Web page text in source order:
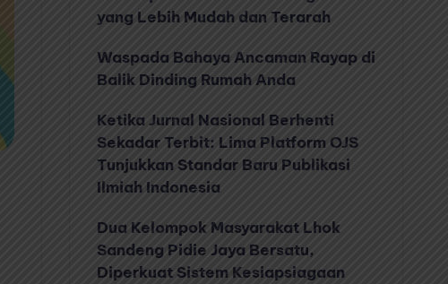
yang Lebih Mudah dan Terarah
Waspada Bahaya Ancaman Rayap di
Balik Dinding Rumah Anda
Ketika Jurnal Nasional Berhenti
Sekadar Terbit: Lima Platform OJS
Tunjukkan Standar Baru Publikasi
Ilmiah Indonesia
Dua Kelompok Masyarakat Lhok
Sandeng Pidie Jaya Bersatu,
Diperkuat Sistem Kesiapsiagaan